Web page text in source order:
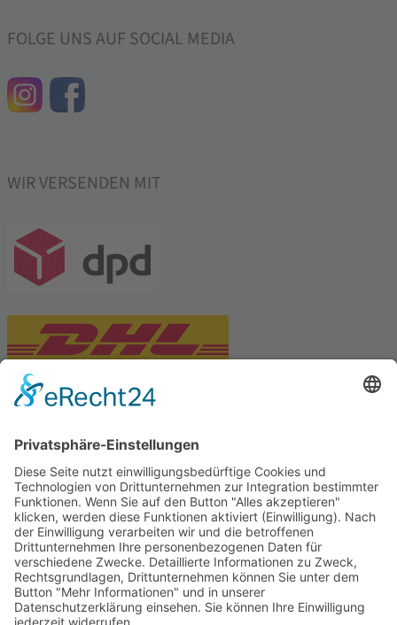
FOLGE UNS AUF SOCIAL MEDIA
WIR VERSENDEN MIT
Tekal – Textile Lebensqualität
Exklusive moderne & Orientteppiche
Feuerwerk XXL
Pyrotechnik online bestellen